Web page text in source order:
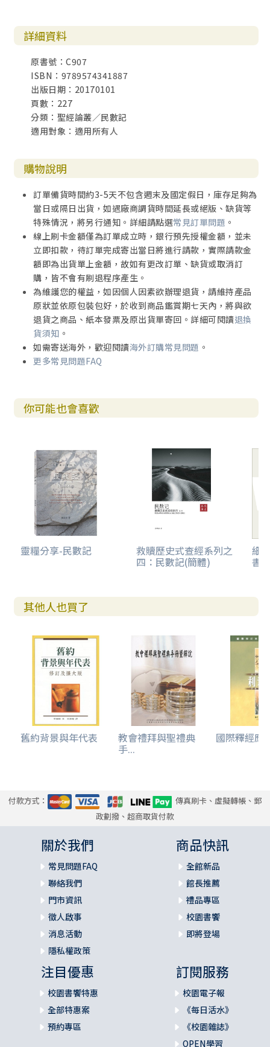
詳細資料
原書號：C907
ISBN：9789574341887
出版日期：20170101
頁數：227
分類：聖經論叢／民數記
適用對象：適用所有人
購物說明
訂單備貨時間約3-5天不包含週末及國定假日，庫存足夠為
當日或隔日出貨，如遇廠商調貨時間延長或絕版、缺貨等
特殊情況，將另行通知。詳細請點選常見訂單問題 。
線上刷卡金額僅為訂單成立時，銀行預先授權金額，並未
立即扣款，待訂單完成寄出當日將進行請款，實際請款金
額即為出貨單上金額，故如有更改訂單、缺貨或取消訂
購，皆不會有刷退程序產生。
為維護您的權益，如因個人因素欲辦理退貨，請維持產品
原狀並依原包裝包好，於收到商品鑑賞期七天內，將與欲
退貨之商品、紙本發票及原出貨單寄回。詳細可閱讀退換
貨須知 。
如需寄送海外，歡迎閱讀海外訂購常見問題 。
更多常見問題FAQ
你可能也會喜歡
靈糧分享-民數記 救贖歷史式查經系列之
四：民數記(簡體)
細
書
其他人也買了
舊約背景與年代表 教會禮拜與聖禮典
手...
國際釋經應
付款方式：
傳真刷卡、虛擬轉帳、郵
政劃撥、超商取貨付款
關於我們
常見問題FAQ
聯絡我們
門市資訊
徵人啟事
消息活動
隱私權政策
商品快訊
全館新品
館長推薦
禮品專區
校園書饗
即將登場
注目優惠
校園書饗特惠
全部特惠案
預約專區
訂閱服務
校園電子報
《每日活水》
《校園雜誌》
OPEN學習